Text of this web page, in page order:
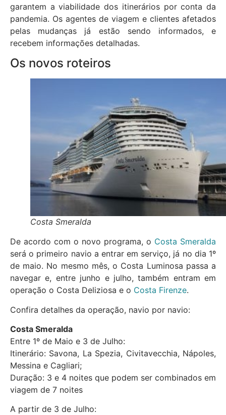
garantem a viabilidade dos itinerários por conta da
pandemia. Os agentes de viagem e clientes afetados
pelas mudanças já estão sendo informados, e
recebem informações detalhadas.
Os novos roteiros
Costa Smeralda
De acordo com o novo programa, o Costa Smeralda
será o primeiro navio a entrar em serviço, já no dia 1º
de maio. No mesmo mês, o Costa Luminosa passa a
navegar e, entre junho e julho, também entram em
operação o Costa Deliziosa e o Costa Firenze.
Confira detalhes da operação, navio por navio:
Costa Smeralda
Entre 1º de Maio e 3 de Julho:
Itinerário: Savona, La Spezia, Civitavecchia, Nápoles,
Messina e Cagliari;
Duração: 3 e 4 noites que podem ser combinados em
viagem de 7 noites
A partir de 3 de Julho: